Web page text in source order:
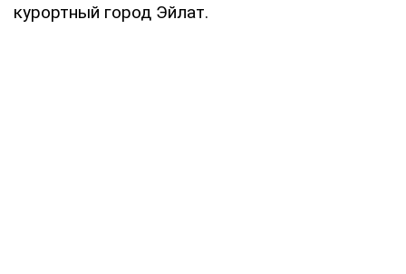
курортный город Эйлат.